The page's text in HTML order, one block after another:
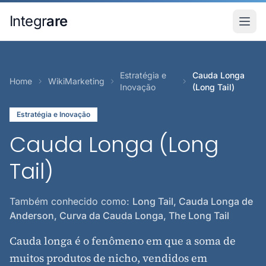
Integrare
Home WikiMarketing
Estratégia e
Inovação
Cauda Longa
(Long Tail)
Estratégia e Inovação
Cauda Longa (Long
Tail)
Também conhecido como: Long Tail, Cauda Longa de
Anderson, Curva da Cauda Longa, The Long Tail
Cauda longa é o fenômeno em que a soma de
muitos produtos de nicho, vendidos em